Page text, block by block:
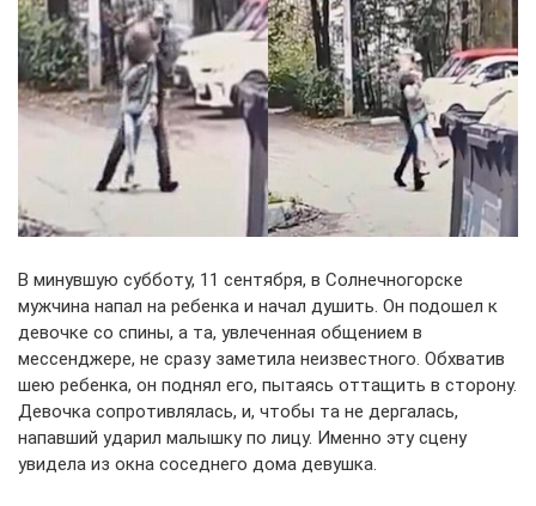
В минувшую субботу, 11 сентября, в Солнечногорске
мужчина напал на ребенка и начал душить. Он подошел к
девочке со спины, а та, увлеченная общением в
мессенджере, не сразу заметила неизвестного. Обхватив
шею ребенка, он поднял его, пытаясь оттащить в сторону.
Девочка сопротивлялась, и, чтобы та не дергалась,
напавший ударил малышку по лицу. Именно эту сцену
увидела из окна соседнего дома девушка.